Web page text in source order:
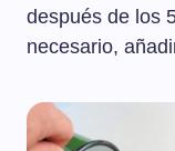
después de los
necesario,